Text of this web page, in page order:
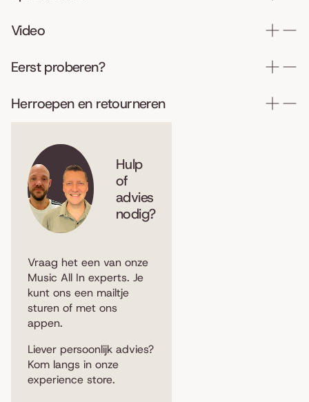
Video
Eerst proberen?
Herroepen en retourneren
Hulp
of
advies
nodig?
Vraag het een van onze
Music All In experts. Je
kunt ons een mailtje
sturen of met ons
appen.
Liever persoonlijk advies?
Kom langs in onze
experience store.